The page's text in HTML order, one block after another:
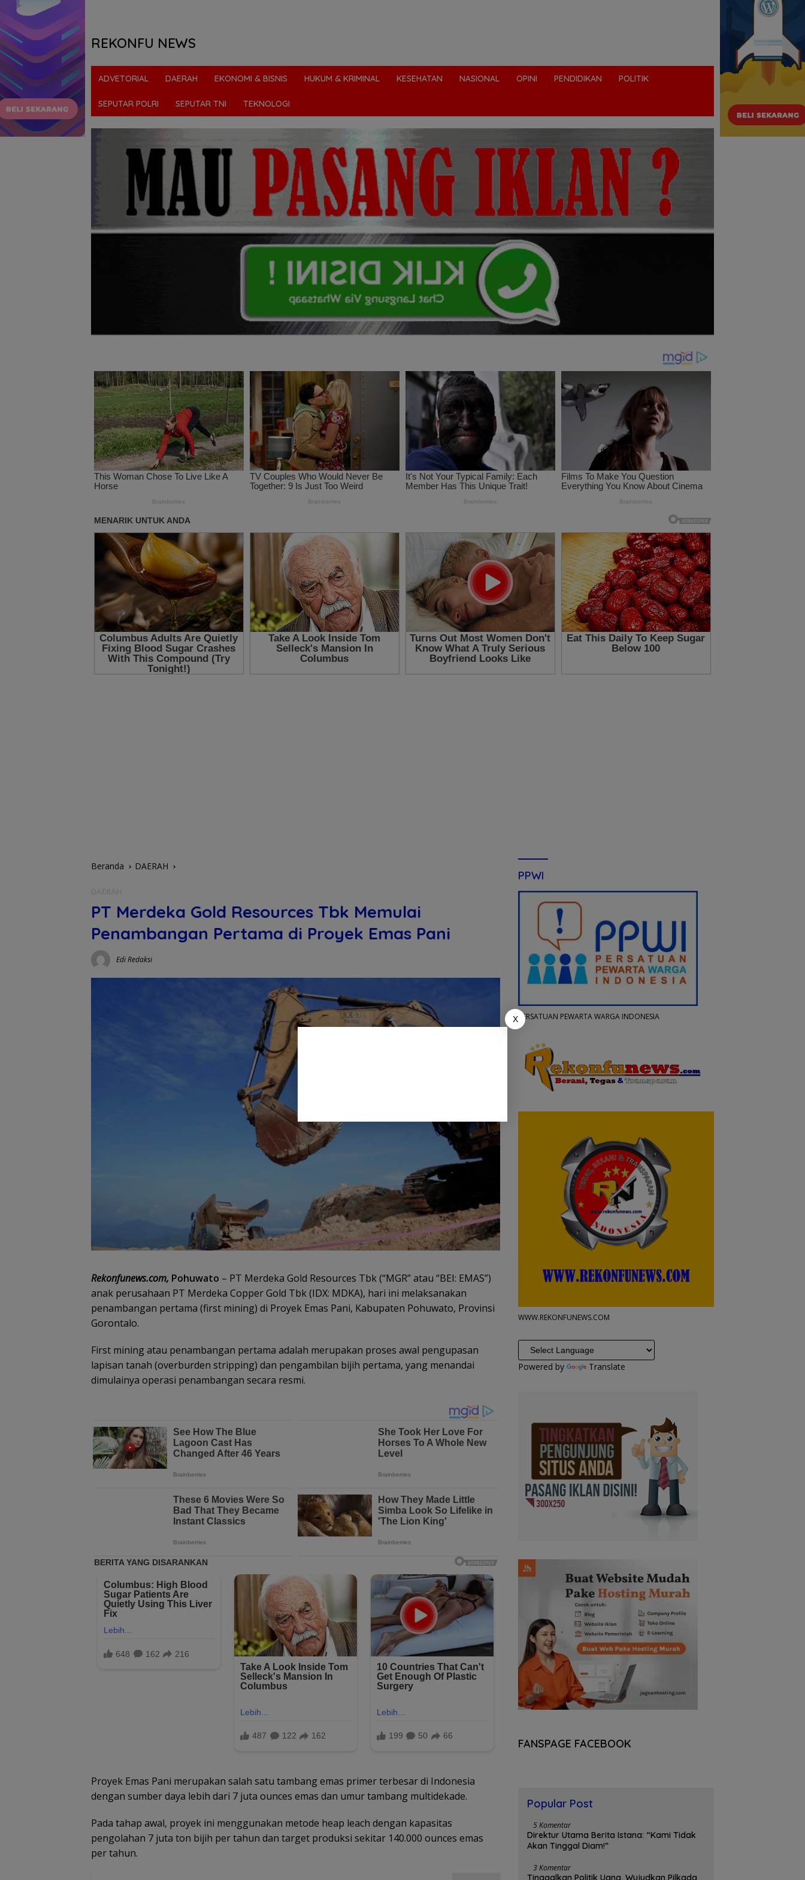
REKONFU NEWS
Berani
Transparan
ADVETORIAL DAERAH EKONOMI & BISNIS HUKUM & KRIMINAL KESEHATAN NASIONAL OPINI PENDIDIKAN POLITIK
SEPUTAR POLRI SEPUTAR TNI TEKNOLOGI
Beranda DAERAH
PT Merdeka Gold Resources Tbk Memulai
Penambangan Pertama di Proyek Emas Pani
Edi Redaksi
Rekonfunews.com, Pohuwato – PT Merdeka Gold Resources Tbk (“MGR” atau “BEI: EMAS”)
anak perusahaan PT Merdeka Copper Gold Tbk (IDX: MDKA), hari ini melaksanakan
penambangan pertama (first mining) di Proyek Emas Pani, Kabupaten Pohuwato, Provinsi
Gorontalo.
First mining atau penambangan pertama adalah merupakan proses awal pengupasan
lapisan tanah (overburden stripping) dan pengambilan bijih pertama, yang menandai
dimulainya operasi penambangan secara resmi.
Proyek Emas Pani merupakan salah satu tambang emas primer terbesar di Indonesia
dengan sumber daya lebih dari 7 juta ounces emas dan umur tambang multidekade.
Pada tahap awal, proyek ini menggunakan metode heap leach dengan kapasitas
pengolahan 7 juta ton bijih per tahun dan target produksi sekitar 140.000 ounces emas
per tahun.
PPWI
PERSATUAN PEWARTA WARGA INDONESIA
WWW.REKONFUNEWS.COM
Powered by Translate
FANSPAGE FACEBOOK
Popular Post
5 Komentar
Direktur Utama Berita Istana: “Kami Tidak
Akan Tinggal Diam!”
3 Komentar
Tinggalkan Politik Uang, Wujudkan Pilkada
X